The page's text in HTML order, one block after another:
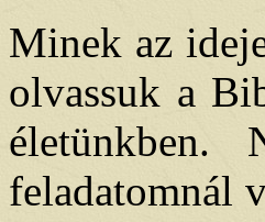
Minek az
olvassuk a
életünkben.
feladatomnál